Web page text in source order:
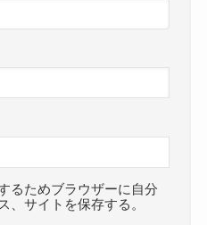
るためブラウザーに自分
、サイトを保存する。